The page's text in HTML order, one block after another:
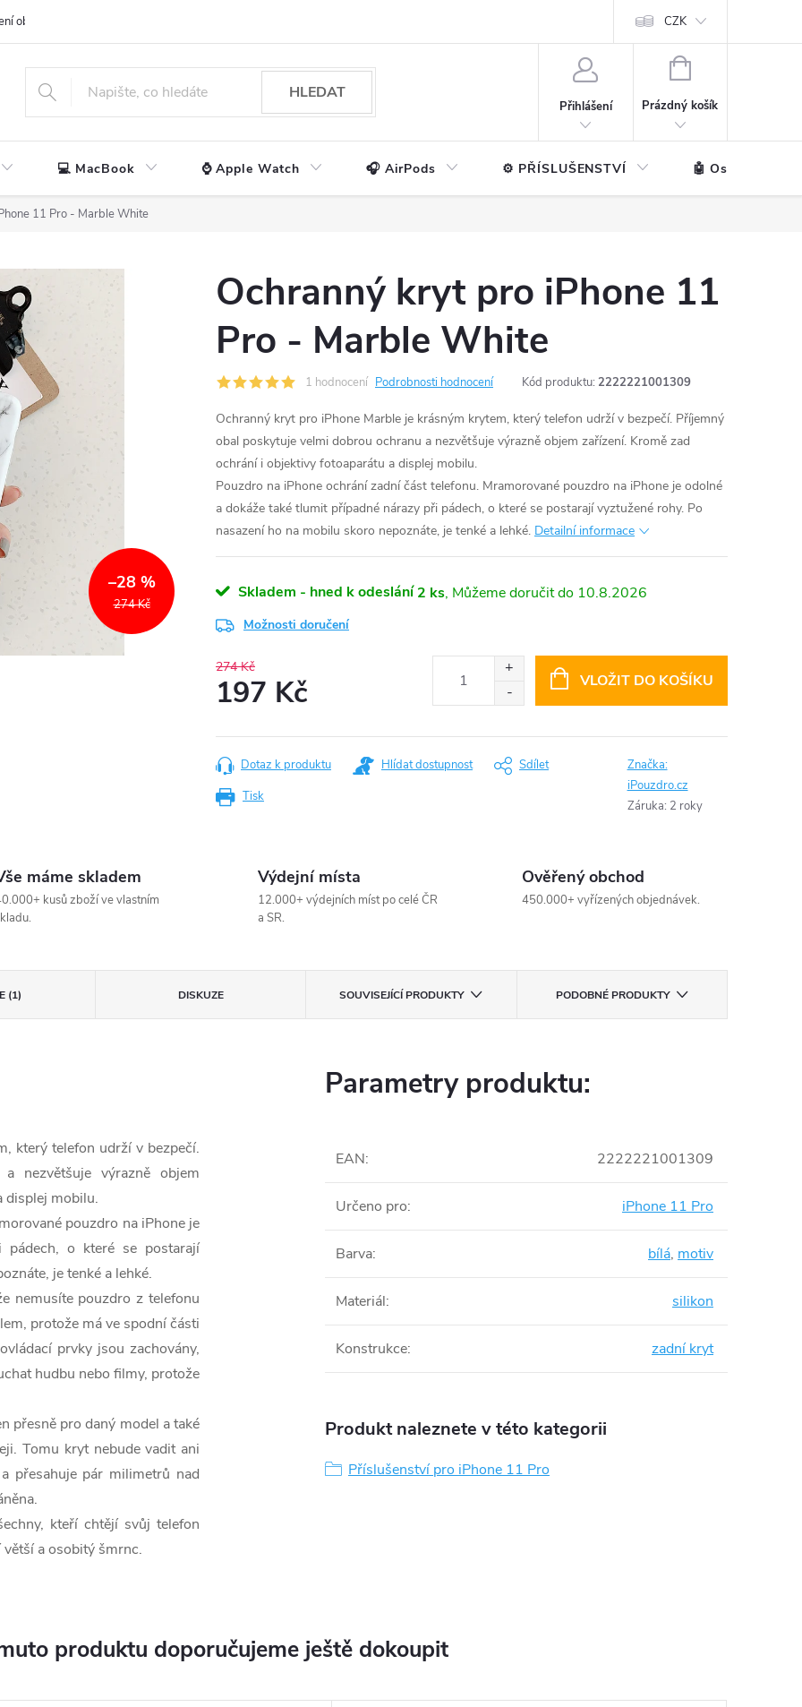
obchodu CZK
HLEDAT
Přihlášení
NÁKUPNÍ
Prázdný košík
💻 MacBook ⌚ Apple Watch 🎧 AirPods ⚙️ PŘÍSLUŠENSTVÍ 🤖 Ostatní
11 Pro - Marble White
274 Kč
–28 %
Ochranný kryt pro iPhone 11
Pro - Marble White
1 hodnocení Podrobnosti hodnocení Kód produktu: 2222221001309
Ochranný kryt pro iPhone Marble je krásným krytem, který telefon udrží v bezpečí. Příjemný
obal poskytuje velmi dobrou ochranu a nezvětšuje výrazně objem zařízení. Kromě zad
ochrání i objektivy fotoaparátu a displej mobilu.
Pouzdro na iPhone ochrání zadní část telefonu. Mramorované pouzdro na iPhone je odolné
a dokáže také tlumit případné nárazy při pádech, o které se postarají vyztužené rohy. Po
nasazení ho na mobilu skoro nepoznáte, je tenké a lehké. Detailní informace
Skladem - hned k odeslání 2 ks 10.8.2026
Možnosti doručení
274 Kč
197 Kč
cena:
VLOŽIT DO KOŠÍKU
Tisk
Dotaz k produktu Hlídat dostupnost Sdílet
Značka:
iPouzdro.cz
Záruka: 2 roky
máme skladem
kusů zboží ve vlastním
Výdejní místa
12.000+ výdejních míst po celé ČR
a SR.
Ověřený obchod
450.000+ vyřízených objednávek.
(1) DISKUZE SOUVISEJÍCÍ PRODUKTY PODOBNÉ PRODUKTY
který telefon udrží v bezpečí.
nezvětšuje výrazně objem
displej mobilu.
pouzdro na iPhone je
o které se postarají
je tenké a lehké.
nemusíte pouzdro z telefonu
protože má ve spodní části
prvky jsou zachovány,
hudbu nebo filmy, protože
přesně pro daný model a také
Tomu kryt nebude vadit ani
přesahuje pár milimetrů nad
kteří chtějí svůj telefon
a osobitý šmrnc.
Parametry produktu:
EAN: 2222221001309
Určeno pro: iPhone 11 Pro
Barva: bílá, motiv
Materiál: silikon
Konstrukce: zadní kryt
Produkt naleznete v této kategorii
Příslušenství pro iPhone 11 Pro
produktu doporučujeme ještě dokoupit